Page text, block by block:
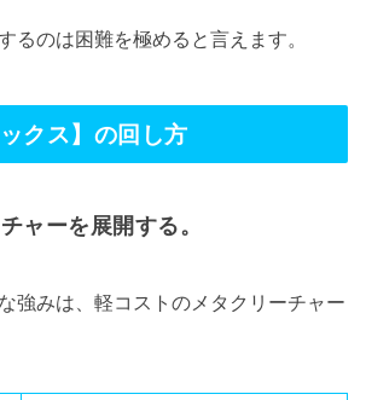
るのは困難を極めると言えます。
クス】の回し方
ーを展開する。
強みは、軽コストのメタクリーチャー